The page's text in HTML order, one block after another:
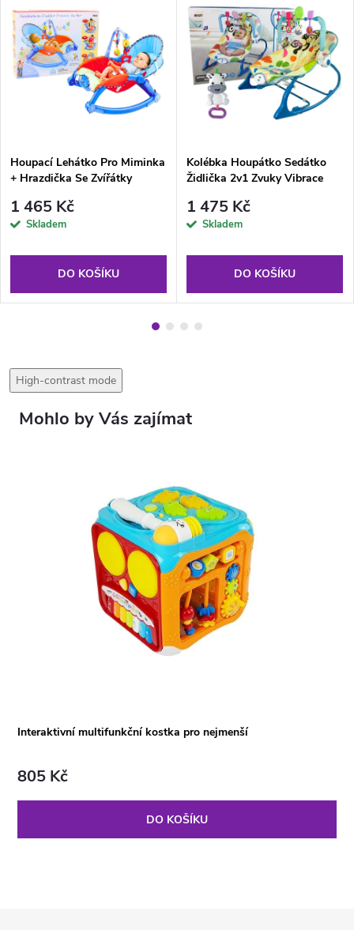
Houpací Lehátko Pro Miminka
+ Hrazdička Se Zvířátky
1 465 Kč
Skladem
DO KOŠÍKU
Kolébka Houpátko Sedátko
Židlička 2v1 Zvuky Vibrace
1 475 Kč
Skladem
DO KOŠÍKU
High-contrast mode
Interaktivní multifunkční kostka pro nejmenší
805 Kč
DO KOŠÍKU